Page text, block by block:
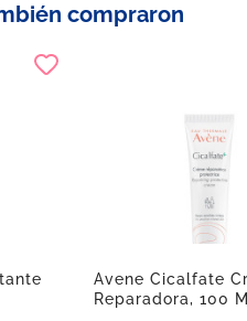
compraron
Avene Cicalfate
Reparadora, 100